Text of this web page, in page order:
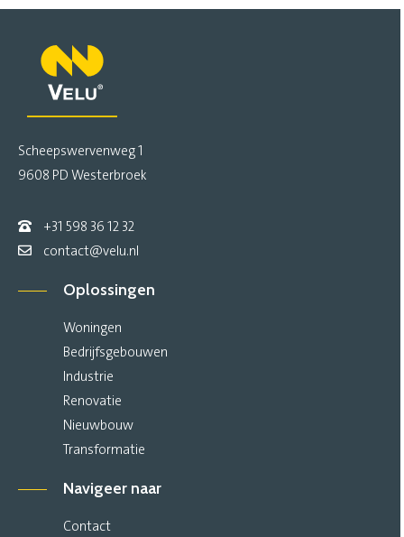
Scheepswervenweg 1
9608 PD Westerbroek
+31 598 36 12 32
contact@velu.nl
Oplossingen
Woningen
Bedrijfsgebouwen
Industrie
Renovatie
Nieuwbouw
Transformatie
Navigeer naar
Contact